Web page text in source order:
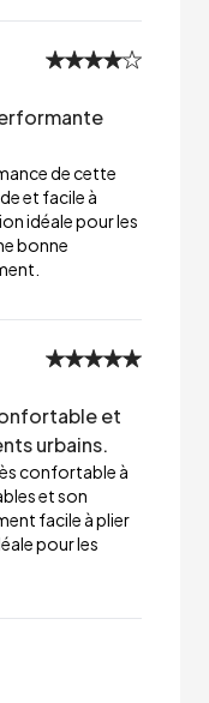
de cette
et facile à
idéale pour les
bonne
et
urbains.
confortable à
et son
facile à plier
pour les